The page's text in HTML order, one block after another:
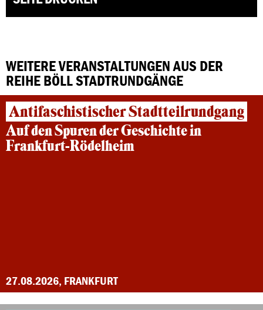
WEITERE VERANSTALTUNGEN AUS DER
REIHE BÖLL STADTRUNDGÄNGE
Antifaschistischer Stadtteilrundgang
Auf den Spuren der Geschichte in
Frankfurt-Rödelheim
27.08.2026, FRANKFURT